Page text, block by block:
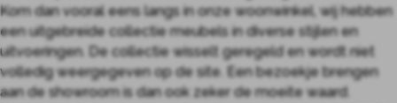
Kom dan vooral eens langs in onze woonwinkel, wij hebben
een uitgebreide collectie meubels in diverse stijlen en
uitvoeringen. De collectie wisselt geregeld en wordt niet
volledig weergegeven op de site. Een bezoekje brengen
aan de showroom is dan ook zeker de moeite waard.